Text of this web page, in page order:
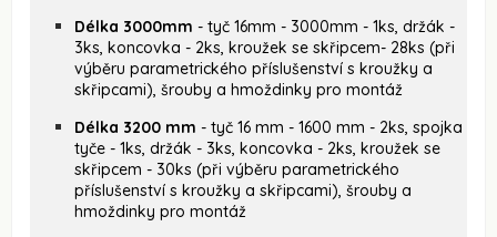
Délka 3000mm - tyč 16mm - 3000mm - 1ks, držák -
3ks, koncovka - 2ks, kroužek se skřipcem- 28ks (při
výběru parametrického příslušenství s kroužky a
skřipcami), šrouby a hmoždinky pro montáž
Délka 3200 mm - tyč 16 mm - 1600 mm - 2ks, spojka
tyče - 1ks, držák - 3ks, koncovka - 2ks, kroužek se
skřipcem - 30ks (při výběru parametrického
příslušenství s kroužky a skřipcami), šrouby a
hmoždinky pro montáž